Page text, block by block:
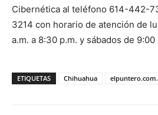
Cibernética al teléfono 614-442-
3214 con horario de atención de
a.m. a 8:30 p.m. y sábados de 9:00
ETIQUETAS Chihuahua